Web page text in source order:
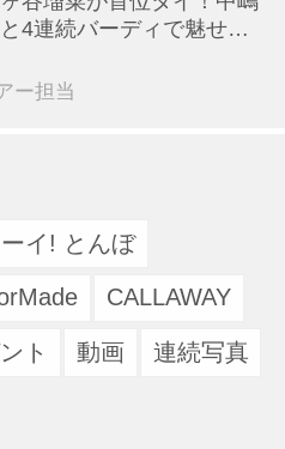
4連続バーディで魅せた
ー担当
イ! とんぼ
CALLAWAY
ト 動画 連続写真